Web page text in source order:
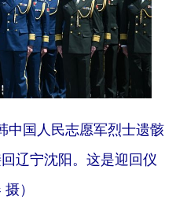
中国人民志愿军烈士遗骸
辽宁沈阳。这是迎回仪
）